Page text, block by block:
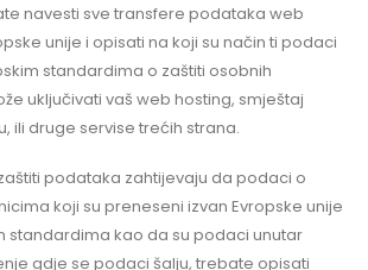
navesti sve transfere podataka web
unije i opisati na koji su način ti podaci
standardima o zaštiti osobnih
uključivati vaš web hosting, smještaj
ili druge servise trećih strana.
podataka zahtijevaju da podaci o
koji su preneseni izvan Evropske unije
standardima kao da su podaci unutar
gdje se podaci šalju, trebate opisati